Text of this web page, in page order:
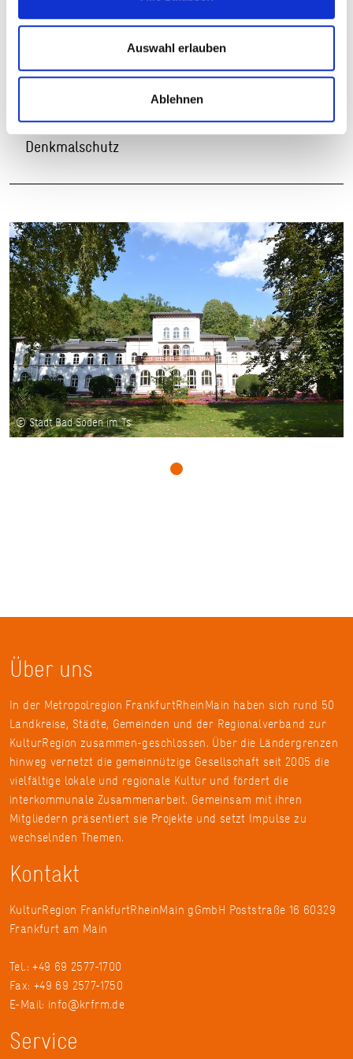
Auswahl erlauben
Ablehnen
Denkmalschutz
© Stadt Bad Soden im Ts
Über uns
In der Metropolregion FrankfurtRheinMain haben sich rund 50
Landkreise, Städte, Gemeinden und der Regionalverband zur
KulturRegion zusammen-geschlossen. Über die Ländergrenzen
hinweg vernetzt die gemeinnützige Gesellschaft seit 2005 die
vielfältige lokale und regionale Kultur und fördert die
interkommunale Zusammenarbeit. Gemeinsam mit ihren
Mitgliedern präsentiert sie Projekte und setzt Impulse zu
wechselnden Themen.
Kontakt
KulturRegion FrankfurtRheinMain gGmbH Poststraße 16 60329
Frankfurt am Main
Tel.: +49 69 2577-1700
Fax: +49 69 2577-1750
E-Mail: info@krfrm.de
Service